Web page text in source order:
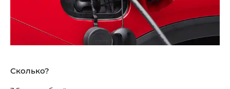
Сколько?